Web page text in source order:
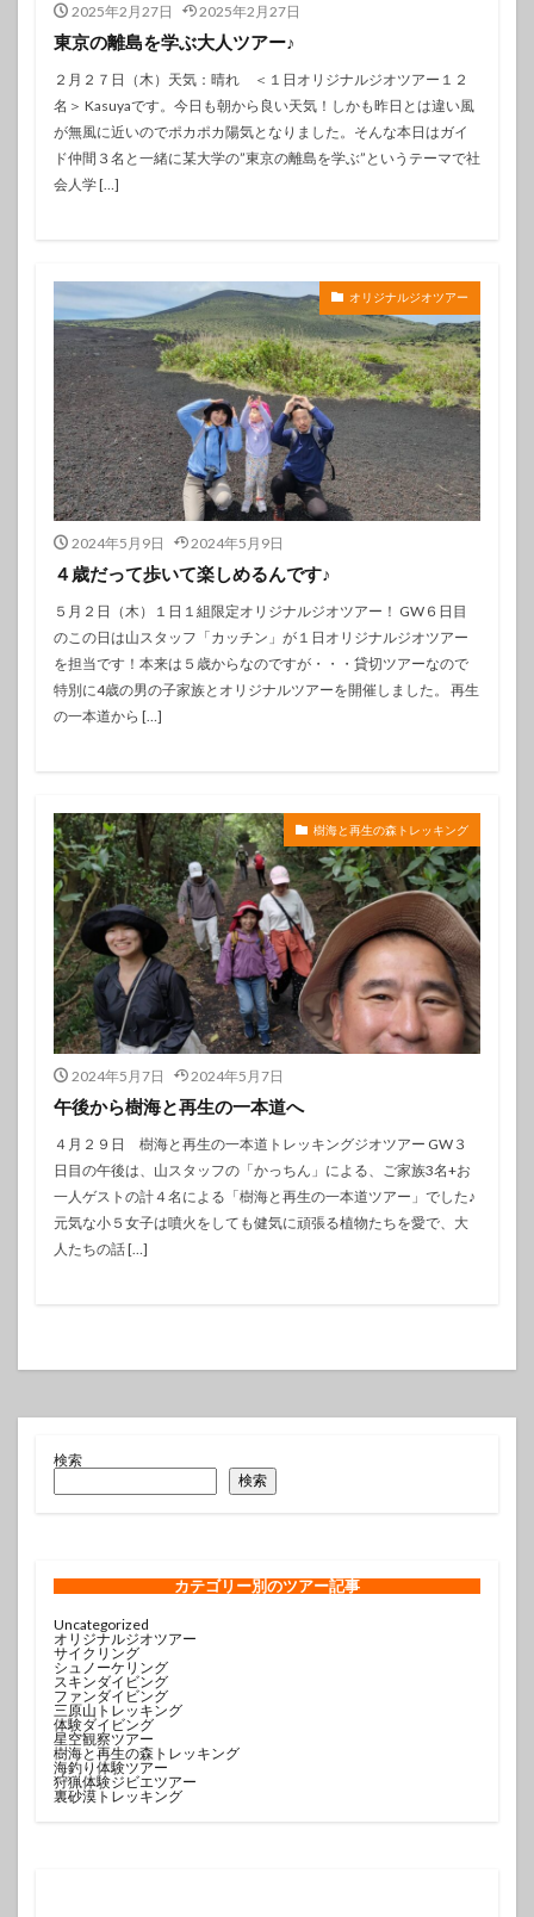
2025年2月27日 2025年2月27日
東京の離島を学ぶ大人ツアー♪
２月２７日（木）天気：晴れ ＜１日オリジナルジオツアー１２
名＞ Kasuyaです。今日も朝から良い天気！しかも昨日とは違い風
が無風に近いのでポカポカ陽気となりました。そんな本日はガイ
ド仲間３名と一緒に某大学の”東京の離島を学ぶ”というテーマで社
会人学 […]
オリジナルジオツアー
2024年5月9日 2024年5月9日
４歳だって歩いて楽しめるんです♪
５月２日（木）１日１組限定オリジナルジオツアー！ GW６日目
のこの日は山スタッフ「カッチン」が１日オリジナルジオツアー
を担当です！本来は５歳からなのですが・・・貸切ツアーなので
特別に4歳の男の子家族とオリジナルツアーを開催しました。 再生
の一本道から […]
樹海と再生の森トレッキング
2024年5月7日 2024年5月7日
午後から樹海と再生の一本道へ
４月２９日 樹海と再生の一本道トレッキングジオツアー GW３
日目の午後は、山スタッフの「かっちん」による、ご家族3名+お
一人ゲストの計４名による「樹海と再生の一本道ツアー」でした♪
元気な小５女子は噴火をしても健気に頑張る植物たちを愛で、大
人たちの話 […]
検索
検索
カテゴリー別のツアー記事
Uncategorized
オリジナルジオツアー
サイクリング
シュノーケリング
スキンダイビング
ファンダイビング
三原山トレッキング
体験ダイビング
星空観察ツアー
樹海と再生の森トレッキング
海釣り体験ツアー
狩猟体験ジビエツアー
裏砂漠トレッキング